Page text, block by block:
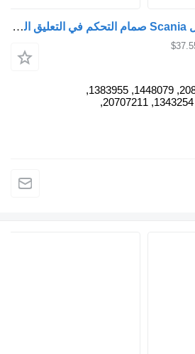
صمام التحكم في الفرامل Scania صمام التحكم في التعليق الهوائي، Ecas 1448079 لـ السيارات القاطرة Scania R440
1448079 1383956, 2084508, 1448079, 1383955,
5010422345, 41211013, 1343254, 20707211,